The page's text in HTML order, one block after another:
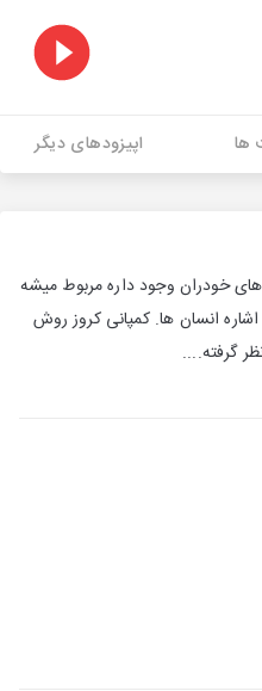
ها اپیزودهای دیگر
خودران وجود داره مربوط میشه
انسان ها. کمپانی کروز روش
گرفته....